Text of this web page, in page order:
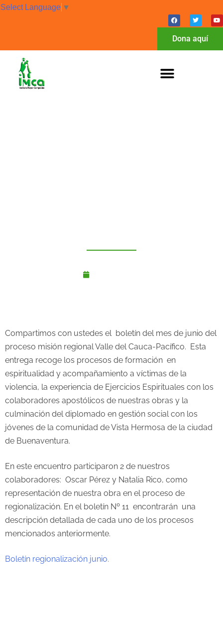
Select Language ▼
Dona aquí
Compartimos con ustedes el boletín del mes de junio del
proceso misión regional Valle del Cauca-Pacífico. Esta
entrega recoge los procesos de formación en
espiritualidad y acompañamiento a víctimas de la
violencia, la experiencia de Ejercicios Espirituales con los
colaboradores apostólicos de nuestras obras y la
culminación del diplomado en gestión social con los
jóvenes de la comunidad de Vista Hermosa de la ciudad
de Buenaventura.
En este encuentro participaron 2 de nuestros
colaboradores: Oscar Pérez y Natalia Rico, como
representación de nuestra obra en el proceso de
regionalización. En el boletín Nº 11 encontrarán una
descripción detallada de cada uno de los procesos
mencionados anteriormente.
Boletín regionalización junio.